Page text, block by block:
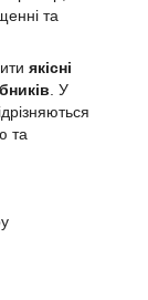
та
якісні
. У
та